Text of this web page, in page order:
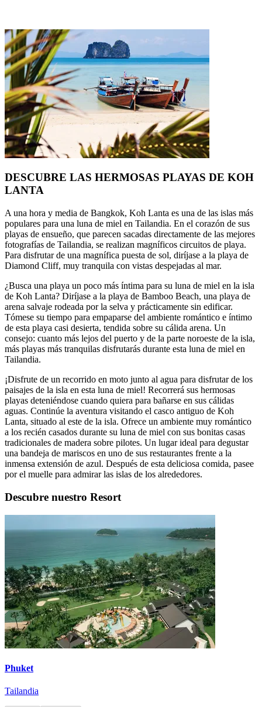
DESCUBRE LAS HERMOSAS PLAYAS DE KOH
LANTA
A una hora y media de Bangkok, Koh Lanta es una de las islas más
populares para una luna de miel en Tailandia. En el corazón de sus
playas de ensueño, que parecen sacadas directamente de las mejores
fotografías de Tailandia, se realizan magníficos circuitos de playa.
Para disfrutar de una magnífica puesta de sol, diríjase a la playa de
Diamond Cliff, muy tranquila con vistas despejadas al mar.
¿Busca una playa un poco más íntima para su luna de miel en la isla
de Koh Lanta? Diríjase a la playa de Bamboo Beach, una playa de
arena salvaje rodeada por la selva y prácticamente sin edificar.
Tómese su tiempo para empaparse del ambiente romántico e íntimo
de esta playa casi desierta, tendida sobre su cálida arena. Un
consejo: cuanto más lejos del puerto y de la parte noroeste de la isla,
más playas más tranquilas disfrutarás durante esta luna de miel en
Tailandia.
¡Disfrute de un recorrido en moto junto al agua para disfrutar de los
paisajes de la isla en esta luna de miel! Recorrerá sus hermosas
playas deteniéndose cuando quiera para bañarse en sus cálidas
aguas. Continúe la aventura visitando el casco antiguo de Koh
Lanta, situado al este de la isla. Ofrece un ambiente muy romántico
a los recién casados durante su luna de miel con sus bonitas casas
tradicionales de madera sobre pilotes. Un lugar ideal para degustar
una bandeja de mariscos en uno de sus restaurantes frente a la
inmensa extensión de azul. Después de esta deliciosa comida, pasee
por el muelle para admirar las islas de los alrededores.
Descubre nuestro Resort
Phuket
Tailandia